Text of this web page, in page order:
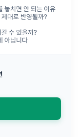
놓치면 안 되는 이유
대로 반영될까?
수 있을까?
아닙니다